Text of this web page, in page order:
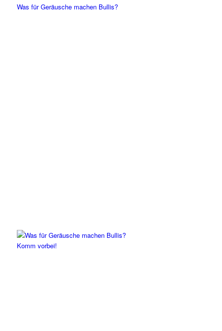
Was für Geräusche machen Bullis?
Komm vorbei!